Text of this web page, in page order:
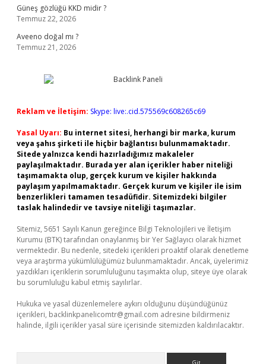
Güneş gözlüğü KKD midir ?
Temmuz 22, 2026
Aveeno doğal mı ?
Temmuz 21, 2026
Reklam ve İletişim: Skype: live:.cid.575569c608265c69
Yasal Uyarı: Bu internet sitesi, herhangi bir marka, kurum
veya şahıs şirketi ile hiçbir bağlantısı bulunmamaktadır.
Sitede yalnızca kendi hazırladığımız makaleler
paylaşılmaktadır. Burada yer alan içerikler haber niteliği
taşımamakta olup, gerçek kurum ve kişiler hakkında
paylaşım yapılmamaktadır. Gerçek kurum ve kişiler ile isim
benzerlikleri tamamen tesadüfidir. Sitemizdeki bilgiler
taslak halindedir ve tavsiye niteliği taşımazlar.
Sitemiz, 5651 Sayılı Kanun gereğince Bilgi Teknolojileri ve İletişim
Kurumu (BTK) tarafından onaylanmış bir Yer Sağlayıcı olarak hizmet
vermektedir. Bu nedenle, sitedeki içerikleri proaktif olarak denetleme
veya araştırma yükümlülüğümüz bulunmamaktadır. Ancak, üyelerimiz
yazdıkları içeriklerin sorumluluğunu taşımakta olup, siteye üye olarak
bu sorumluluğu kabul etmiş sayılırlar.
Hukuka ve yasal düzenlemelere aykırı olduğunu düşündüğünüz
içerikleri, backlinkpanelicomtr@gmail.com adresine bildirmeniz
halinde, ilgili içerikler yasal süre içerisinde sitemizden kaldırılacaktır.